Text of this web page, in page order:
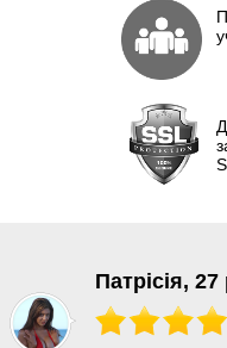
Патрісія, 27